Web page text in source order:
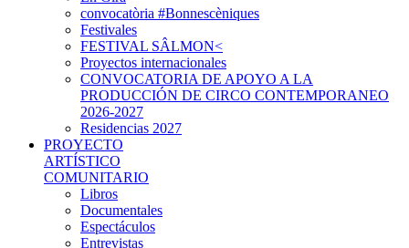
convocatòria #Bonnescèniques
Festivales
FESTIVAL SÂLMON<
Proyectos internacionales
CONVOCATORIA DE APOYO A LA
PRODUCCIÓN DE CIRCO CONTEMPORANEO
2026-2027
Residencias 2027
PROYECTO
ARTÍSTICO
COMUNITARIO
Libros
Documentales
Espectáculos
Entrevistas